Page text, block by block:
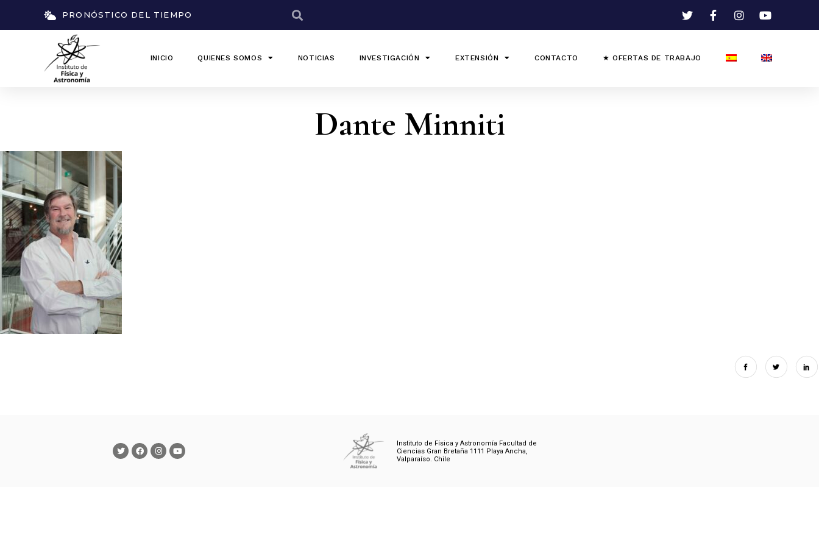
PRONÓSTICO DEL TIEMPO
INICIO QUIENES SOMOS NOTICIAS INVESTIGACIÓN EXTENSIÓN CONTACTO ★ OFERTAS DE TRABAJO
Dante Minniti
Instituto de Física y Astronomía Facultad de
Ciencias Gran Bretaña 1111 Playa Ancha,
Valparaíso. Chile